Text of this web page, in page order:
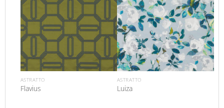
ASTRATTO
Flavius
ASTRATTO
Luiza